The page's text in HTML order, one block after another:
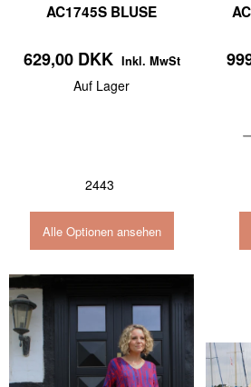
AC1745S BLUSE
629,00 DKK Inkl. MwSt
Auf Lager
2443
Alle Optionen ansehen